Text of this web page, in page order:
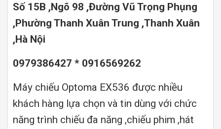
Số 15B ,Ngõ 98 ,Đường Vũ Trọng Phụng
,Phường Thanh Xuân Trung ,Thanh Xuân
,Hà Nội
0979386427 * 0916569262
Máy chiếu Optoma EX536 được nhiều
khách hàng lựa chọn và tin dùng với chức
năng trình chiếu đa năng ,chiếu phim ,hát